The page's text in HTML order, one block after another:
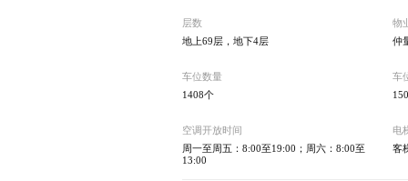
层数
地上69层，地下4层
物
仲
车位数量
1408个
车
空调开放时间
周一至周五：8:00至19:00；周六：8:00至
13:00
电
客